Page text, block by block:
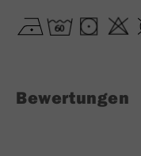
Bewertungen